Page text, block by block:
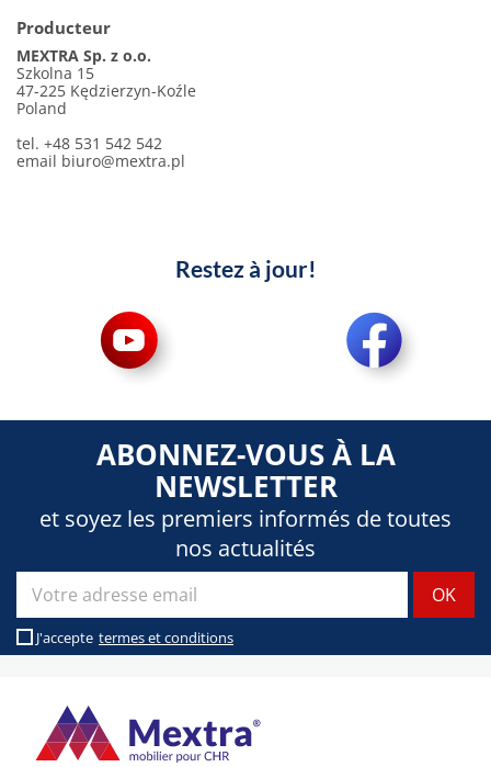
Producteur
MEXTRA Sp. z o.o.
Szkolna 15
47-225 Kędzierzyn-Koźle
Poland
tel. +48 531 542 542
email biuro@mextra.pl
Restez à jour!
ABONNEZ-VOUS À LA
NEWSLETTER
et soyez les premiers informés de toutes
nos actualités
J'accepte termes et conditions